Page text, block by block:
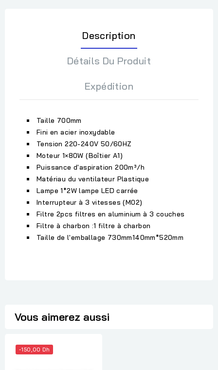
Description
Détails Du Produit
Expédition
Taille 700mm
Fini en acier inoxydable
Tension 220-240V 50/60HZ
Moteur 1×80W (Boîtier A1)
Puissance d'aspiration 200m³/h
Matériau du ventilateur Plastique
Lampe 1*2W lampe LED carrée
Interrupteur à 3 vitesses (M02)
Filtre 2pcs filtres en aluminium à 3 couches
Filtre à charbon :1 filtre à charbon
Taille de l'emballage 730mm140mm*520mm
Vous aimerez aussi
-150,00 Dh